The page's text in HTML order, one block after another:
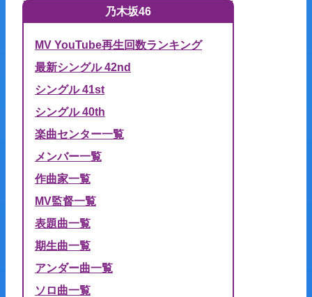
乃木坂46
MV YouTube再生回数ランキング
最新シングル 42nd
シングル 41st
シングル 40th
楽曲センター一覧
メンバー一覧
作曲家一覧
MV監督一覧
表題曲一覧
期生曲一覧
アンダー曲一覧
ソロ曲一覧